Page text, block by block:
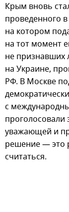
Крым вновь
проведенного
на котором
на тот момент
не признавших
на Украине,
РФ. В Москве
с
проголосовали
уважающей и
решение — это
считаться.